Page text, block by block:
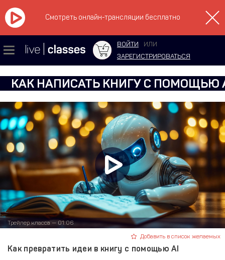
Смотреть онлайн-трансляции бесплатно
ВОЙТИ
ИЛИ
ЗАРЕГИСТРИРОВАТЬСЯ
КАК НАПИСАТЬ КНИГУ С ПОМОЩЬЮ
Трейлер класса — 01:06
Добавить в список желаемых
Как превратить идеи в книгу с помощью AI